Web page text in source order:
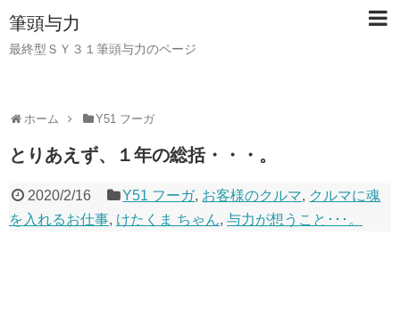
筆頭与力
最終型ＳＹ３１筆頭与力のページ
ホーム Y51 フーガ
とりあえず、１年の総括・・・。
2020/2/16 Y51 フーガ, お客様のクルマ, クルマに魂
を入れるお仕事, けたくま ちゃん, 与力が想うこと･･･。